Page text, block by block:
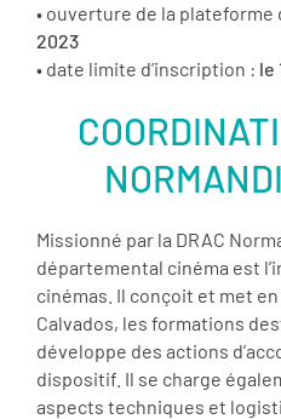
• ouverture de la plateforme
2023
• date limite d’inscription : le
Missionné par la DRAC
départemental cinéma est
cinémas. Il conçoit et met
Calvados, les formations
développe des actions
dispositif. Il se charge
aspects techniques et